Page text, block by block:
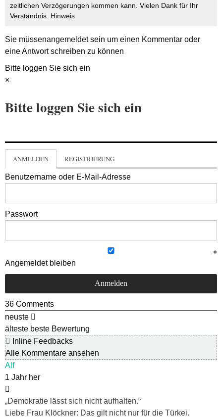
zeitlichen Verzögerungen kommen kann. Vielen Dank für Ihr
Verständnis. Hinweis
Sie müssenangemeldetsein um einen Kommentar oder
eine Antwort schreiben zu können
Bitte loggen Sie sich ein
×
Bitte loggen Sie sich ein
ANMELDEN REGISTRIERUNG
Benutzername oder E-Mail-Adresse
Passwort
Angemeldet bleiben
36 Comments
neuste
älteste beste Bewertung
Inline Feedbacks
Alle Kommentare ansehen
Alf
1 Jahr her
„Demokratie lässt sich nicht aufhalten.“
Liebe Frau Klöckner: Das gilt nicht nur für die Türkei.